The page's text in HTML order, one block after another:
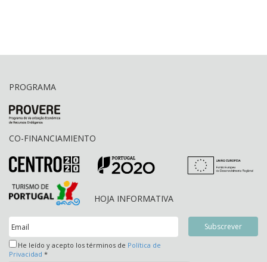
PROGRAMA
CO-FINANCIAMIENTO
HOJA INFORMATIVA
He leído y acepto los términos de Política de
Privacidad *